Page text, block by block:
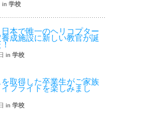
in 学校
本で唯一のヘリコプター
成施設に新しい教官が誕
in 学校
取得した卒業生がご家族
フライトを楽しみまし
in 学校